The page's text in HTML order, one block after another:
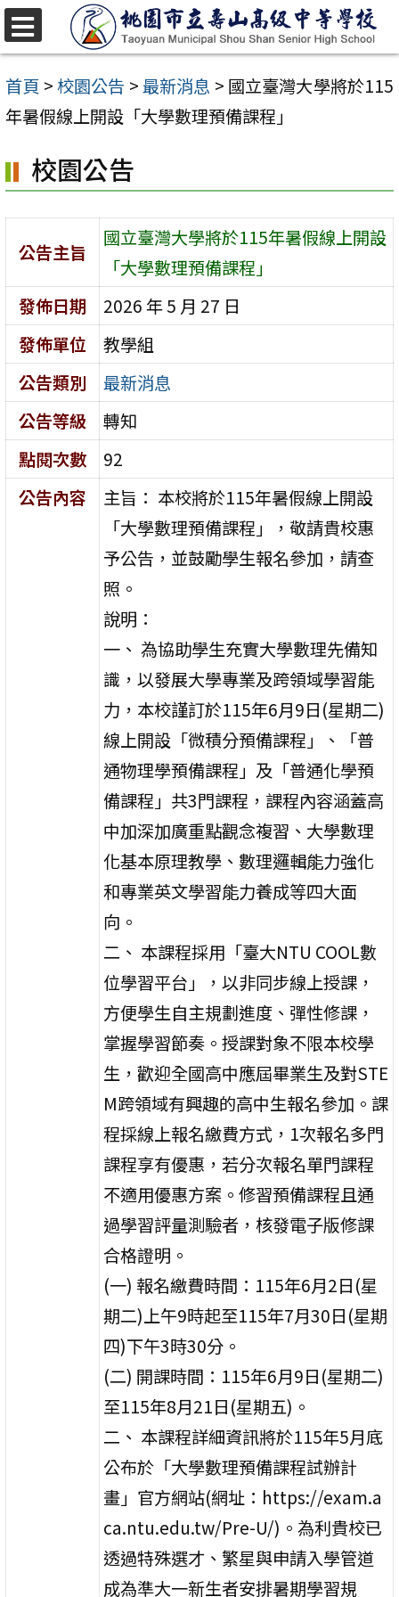
跳
至
主
要
容
區
首頁 >校園公告 >最新消息 > 國立臺灣大學將於115
年暑假線上開設「大學數理預備課程」
校園公告
公告主旨
國立臺灣大學將於115年暑假線上開設
「大學數理預備課程」
發佈日期
2026 年 5 月 27 日
發佈單位
教學組
公告類別
最新消息
公告等級
轉知
點閱次數
92
公告內容
主旨： 本校將於115年暑假線上開設
「大學數理預備課程」，敬請貴校惠
予公告，並鼓勵學生報名參加，請查
照。
說明：
一、 為協助學生充實大學數理先備知
識，以發展大學專業及跨領域學習能
力，本校謹訂於115年6月9日(星期二)
線上開設「微積分預備課程」、「普
通物理學預備課程」及「普通化學預
備課程」共3門課程，課程內容涵蓋高
中加深加廣重點觀念複習、大學數理
化基本原理教學、數理邏輯能力強化
和專業英文學習能力養成等四大面
向。
二、 本課程採用「臺大NTU COOL數
位學習平台」，以非同步線上授課，
方便學生自主規劃進度、彈性修課，
掌握學習節奏。授課對象不限本校學
生，歡迎全國高中應屆畢業生及對STE
M跨領域有興趣的高中生報名參加。課
程採線上報名繳費方式，1次報名多門
課程享有優惠，若分次報名單門課程
不適用優惠方案。修習預備課程且通
過學習評量測驗者，核發電子版修課
合格證明。
(一) 報名繳費時間：115年6月2日(星
期二)上午9時起至115年7月30日(星期
四)下午3時30分。
(二) 開課時間：115年6月9日(星期二)
至115年8月21日(星期五)。
二、 本課程詳細資訊將於115年5月底
公布於「大學數理預備課程試辦計
畫」官方網站(網址：https://exam.a
ca.ntu.edu.tw/Pre-U/)。為利貴校已
透過特殊選才、繁星與申請入學管道
成為準大一新生者安排暑期學習規
選
單